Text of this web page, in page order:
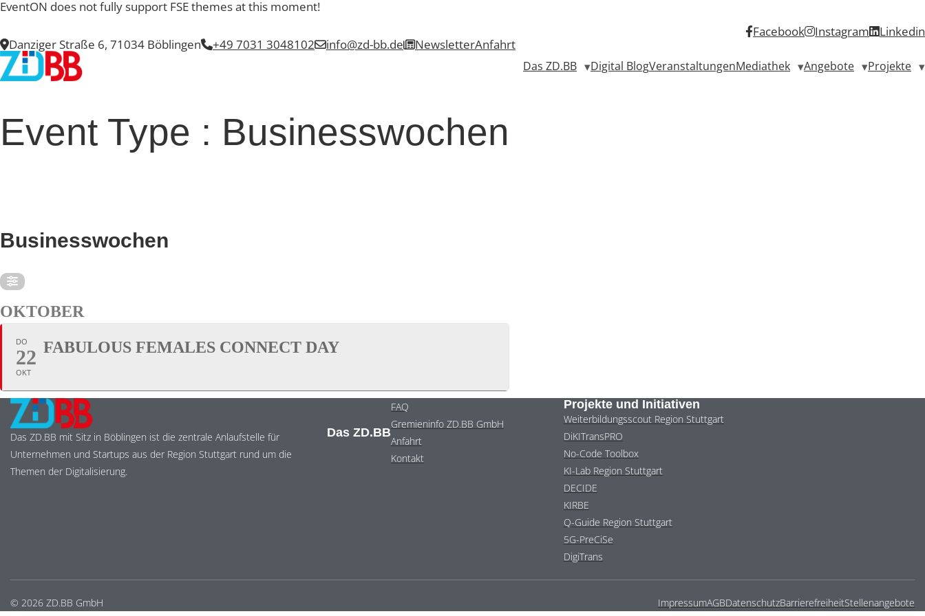
EventON does not fully support FSE themes at this moment!
Facebook
Instagram
Linkedin
Danziger Straße 6, 71034 Böblingen
+49 7031 3048102 info@zd-bb.de NewsletterAnfahrt
Das ZD.BB Digital BlogVeranstaltungenMediathek Angebote Projekte
Event Type : Businesswochen
Businesswochen
OKTOBER
DO
22
OKT
FABULOUS FEMALES CONNECT DAY
Das ZD.BB mit Sitz in Böblingen ist die zentrale Anlaufstelle für
Unternehmen und Startups aus der Region Stuttgart rund um die
Themen der Digitalisierung.
Das ZD.BB
FAQ
Gremieninfo ZD.BB GmbH
Anfahrt
Kontakt
Projekte und Initiativen
Weiterbildungsscout Region Stuttgart
DiKITransPRO
No-Code Toolbox
KI-Lab Region Stuttgart
DECIDE
KIRBE
Q-Guide Region Stuttgart
5G-PreCiSe
DigiTrans
© 2026 ZD.BB GmbH ImpressumAGBDatenschutzBarrierefreiheitStellenangebote